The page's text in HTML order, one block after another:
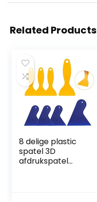
Related Products
8 delige plastic
spatel 3D
afdrukspatel